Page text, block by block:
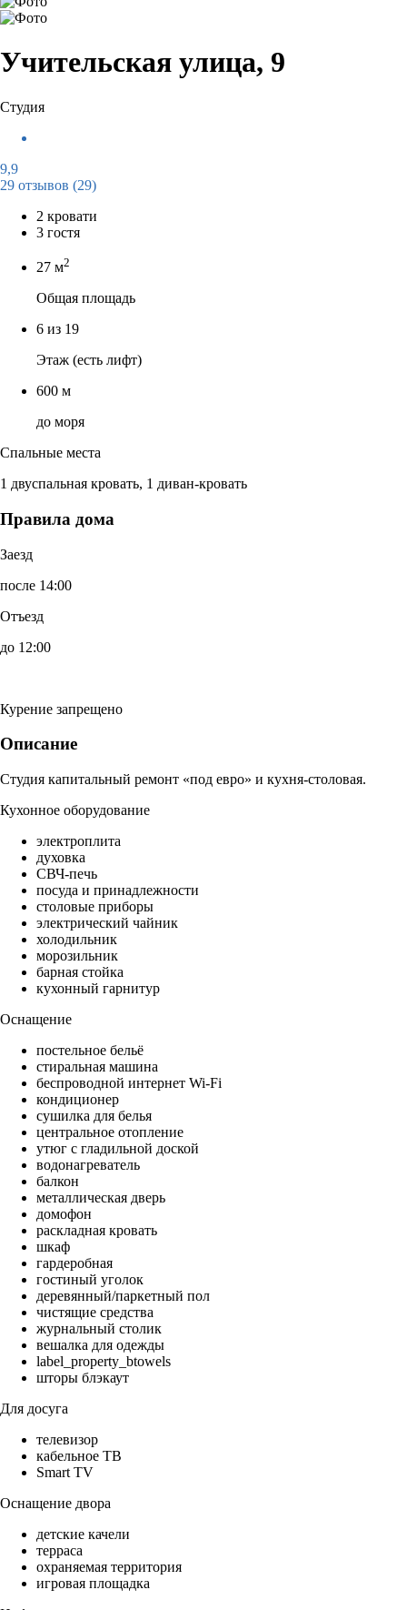
Учительская улица, 9
Студия
9,9
29 отзывов (29)
2 кровати
3 гостя
27 м2
Общая площадь
6 из 19
Этаж (есть лифт)
600 м
до моря
Спальные места
1 двуспальная кровать, 1 диван-кровать
Правила дома
Заезд
после 14:00
Отъезд
до 12:00
Курение запрещено
Описание
Студия капитальный ремонт «под евро» и кухня-столовая.
Кухонное оборудование
электроплита
духовка
СВЧ-печь
посуда и принадлежности
столовые приборы
электрический чайник
холодильник
морозильник
барная стойка
кухонный гарнитур
Оснащение
постельное бельё
стиральная машина
беспроводной интернет Wi-Fi
кондиционер
сушилка для белья
центральное отопление
утюг с гладильной доской
водонагреватель
балкон
металлическая дверь
домофон
раскладная кровать
шкаф
гардеробная
гостиный уголок
деревянный/паркетный пол
чистящие средства
журнальный столик
вешалка для одежды
label_property_btowels
шторы блэкаут
Для досуга
телевизор
кабельное ТВ
Smart TV
Оснащение двора
детские качели
терраса
охраняемая территория
игровая площадка